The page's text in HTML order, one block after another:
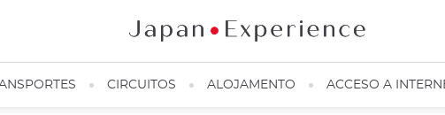
CIRCUITOS ALOJAMENTO ACCESO A